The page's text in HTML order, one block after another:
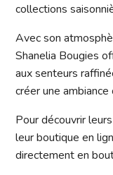
collections
Avec son
Shanelia Bougies
aux senteurs
créer une
Pour découvrir
leur boutique en
directement en